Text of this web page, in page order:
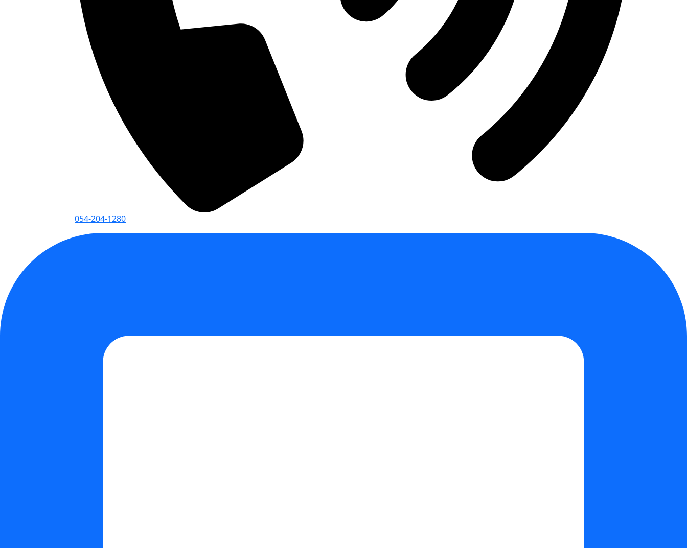
054-204-1280